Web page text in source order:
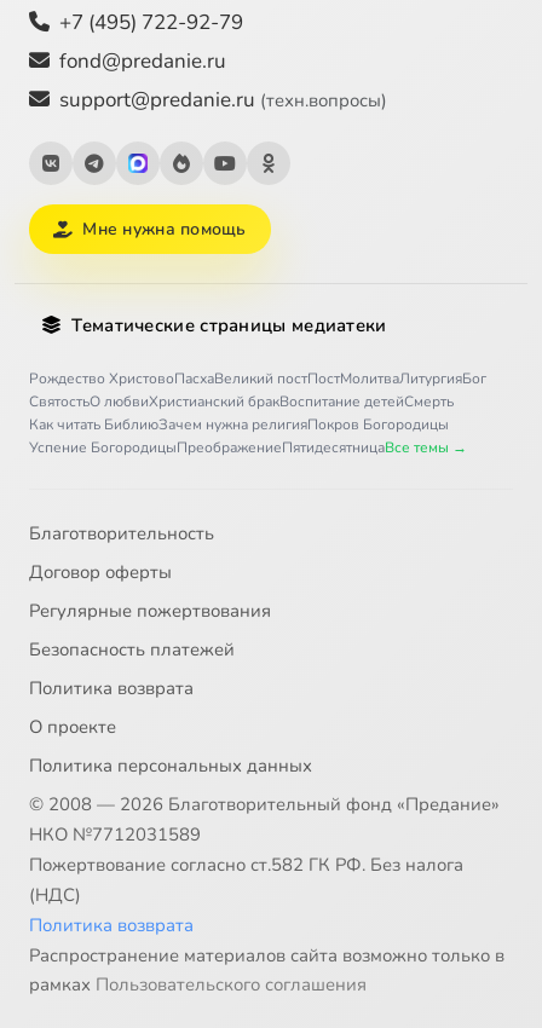
+7 (495) 722-92-79
fond@predanie.ru
support@predanie.ru (техн.вопросы)
Мне нужна помощь
Тематические страницы медиатеки
Рождество ХристовоПасхаВеликий постПостМолитваЛитургияБог
СвятостьО любвиХристианский бракВоспитание детейСмерть
Как читать БиблиюЗачем нужна религияПокров Богородицы
Успение БогородицыПреображениеПятидесятницаВсе темы →
Благотворительность
Договор оферты
Регулярные пожертвования
Безопасность платежей
Политика возврата
О проекте
Политика персональных данных
© 2008 — 2026 Благотворительный фонд «Предание»
НКО №7712031589
Пожертвование согласно ст.582 ГК РФ. Без налога
(НДС)
Политика возврата
Распространение материалов сайта возможно только в
рамках Пользовательского соглашения